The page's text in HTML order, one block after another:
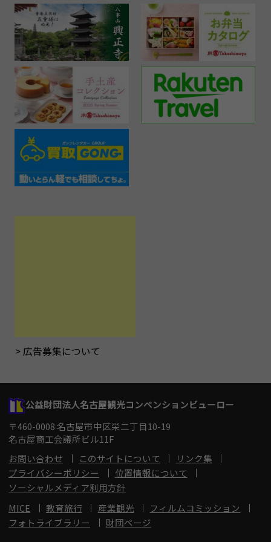
広告募集について
公益財団法人名古屋観光コンベンションビューロー
〒460-0008 名古屋市中区栄二丁目10-19
名古屋商工会議所ビル11F
お問い合わせ
このサイトについて
リンク集
プライバシーポリシー
位置情報について
ソーシャルメディア利用方針
MICE
教育旅行 産業観光
フィルムコミッション
フォトライブラリー
財団ページ